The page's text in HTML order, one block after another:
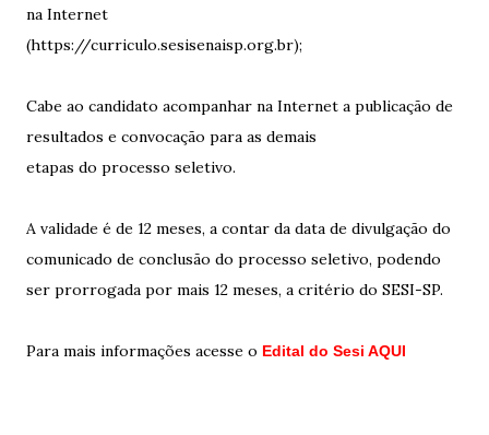
na Internet
(https://curriculo.sesisenaisp.org.br);
Cabe ao candidato acompanhar na Internet a publicação de
resultados e convocação para as demais
etapas do processo seletivo.
A validade é de 12 meses, a contar da data de divulgação do
comunicado de conclusão do processo seletivo, podendo
ser prorrogada por mais 12 meses, a critério do SESI-SP.
Para mais informações acesse o Edital do Sesi AQUI